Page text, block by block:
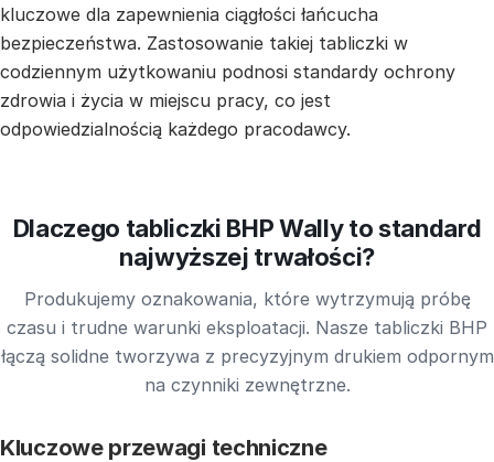
kluczowe dla zapewnienia ciągłości łańcucha
bezpieczeństwa. Zastosowanie takiej tabliczki w
codziennym użytkowaniu podnosi standardy ochrony
zdrowia i życia w miejscu pracy, co jest
odpowiedzialnością każdego pracodawcy.
Dlaczego tabliczki BHP Wally to standard
najwyższej trwałości?
Produkujemy oznakowania, które wytrzymują próbę
czasu i trudne warunki eksploatacji. Nasze tabliczki BHP
łączą solidne tworzywa z precyzyjnym drukiem odpornym
na czynniki zewnętrzne.
Kluczowe przewagi techniczne